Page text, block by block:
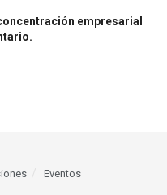
empresarial
Eventos